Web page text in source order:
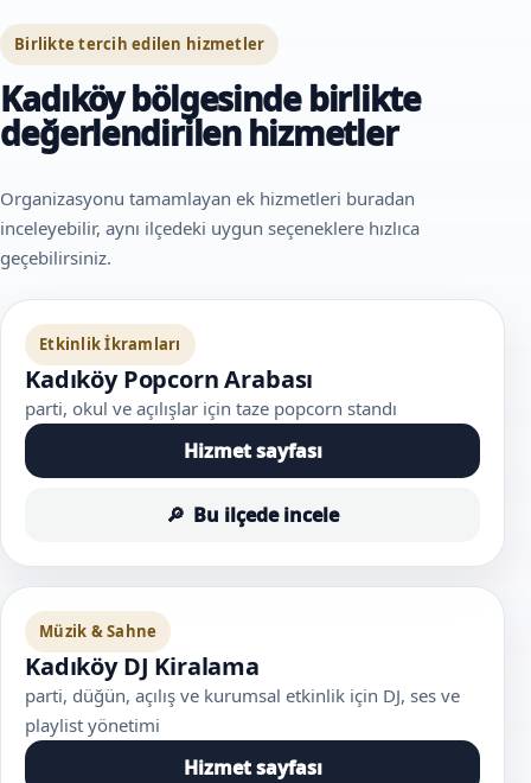
Birlikte tercih edilen hizmetler
Kadıköy bölgesinde birlikte
değerlendirilen hizmetler
Organizasyonu tamamlayan ek hizmetleri buradan
inceleyebilir, aynı ilçedeki uygun seçeneklere hızlıca
geçebilirsiniz.
Etkinlik İkramları
Kadıköy Popcorn Arabası
parti, okul ve açılışlar için taze popcorn standı
Hizmet sayfası
Bu ilçede incele
Müzik & Sahne
Kadıköy DJ Kiralama
parti, düğün, açılış ve kurumsal etkinlik için DJ, ses ve
playlist yönetimi
Hizmet sayfası